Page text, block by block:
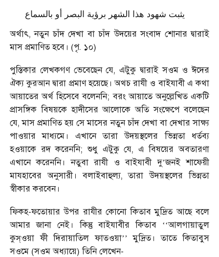
يثبت شهود هذا الشهر برؤية البصر أو بالسماع
অর্থাৎ, নতুন চাঁদ দেখা বা চাঁদ উদয়ের সংবাদ শোনার দ্বারাই
মাস প্রমাণিত হবে। (পৃ. ১০)
পুস্তিকার লেখকগণ ভেবেছেন যে, এটুকু দ্বারাই সওম ও ঈদের
ঐক্য কুরআন দ্বারা প্রমাণ হয়েছে। অথচ রাযী ও বাইযাবী এ কথা
আয়াতের অর্থ হিসেবে বলেননি; বরং আয়াতে অনুল্লেখিত একটি
প্রাসঙ্গিক বিষয়কে হাদীসের আলোকে অতি সংক্ষেপে বলেছেন
যে, মাস প্রমাণিত হয় সে মাসের নতুন চাঁদ দেখা বা দেখার সাক্ষ্য
পাওয়ার মাধ্যমে। এখানে তারা উদয়স্থলের ভিন্নতা ধর্তব্য
হওয়াকে রদ করেননি; শুধু এটুকু যে, এ বিষয়ের অবতারণা
এখানে করেননি। নতুবা রাযী ও বাইযাবী দু’জনই শাফেয়ী
মাযহাবের অনুসারী। বলাইবাহুল্য, তারা উদয়স্থলের ভিন্নতা
স্বীকার করবেন।
ফিকহ-ফতোয়ার উপর রাযীর কোনো কিতাব মুদ্রিত আছে বলে
আমার জানা নেই। কিন্তু বাইযাবীর কিতাব
‘‘আলগায়াতুল
কুস্ওয়া ফী দিরায়াতিল ফাতওয়া’’
মুদ্রিত। তাতে কিতাবুস
সওমে (সওম অধ্যায়ে) তিনি লেখেন-